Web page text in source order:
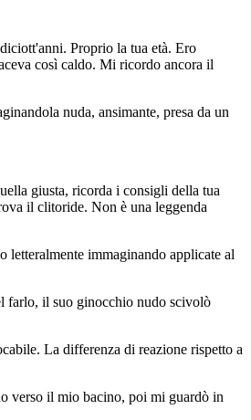
Proprio la tua età. Ero
così caldo. Mi ricordo ancora il
nuda, ansimante, presa da un
giusta, ricorda i consigli della tua
il clitoride. Non è una leggenda
letteralmente immaginando applicate al
farlo, il suo ginocchio nudo scivolò
La differenza di reazione rispetto a
verso il mio bacino, poi mi guardò in